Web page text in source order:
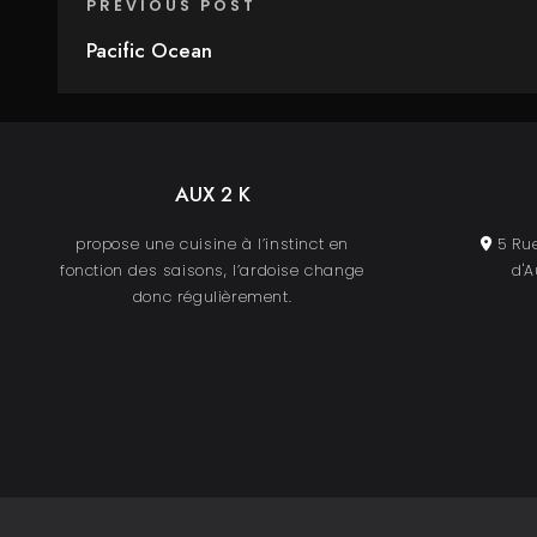
PREVIOUS POST
Pacific Ocean
AUX 2 K
propose une cuisine à l’instinct en
fonction des saisons, l’ardoise change
donc régulièrement.
5